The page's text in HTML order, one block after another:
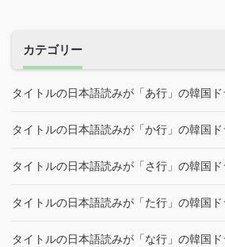
カテゴリー
タイトルの日本語読みが「あ行」の韓国
タイトルの日本語読みが「か行」の韓国
タイトルの日本語読みが「さ行」の韓国
タイトルの日本語読みが「た行」の韓国
タイトルの日本語読みが「な行」の韓国